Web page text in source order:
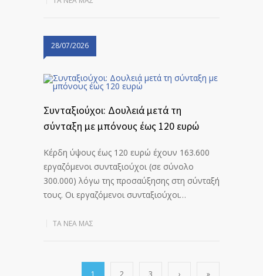
28/07/2026
Συνταξιούχοι: Δουλειά μετά τη
σύνταξη με μπόνους έως 120 ευρώ
Kέρδη ύψους έως 120 ευρώ έχουν 163.600
εργαζόμενοι συνταξιούχοι (σε σύνολο
300.000) λόγω της προσαύξησης στη σύνταξή
τους. Οι εργαζόμενοι συνταξιούχοι…
ΤΑ ΝΈΑ ΜΑΣ
1 2 3 › »